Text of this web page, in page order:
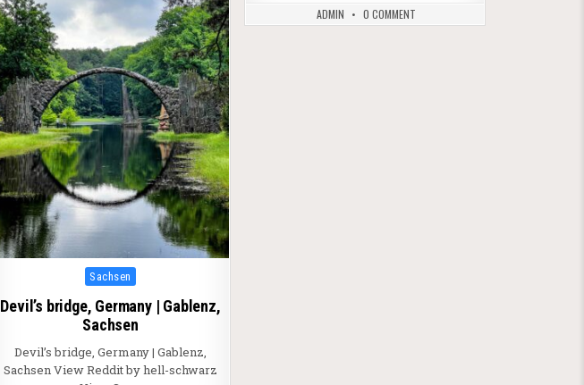
ADMIN 0 COMMENT
Posted in
Sachsen
Devil’s bridge, Germany | Gablenz,
Sachsen
Devil’s bridge, Germany | Gablenz,
Sachsen View Reddit by hell-schwarz